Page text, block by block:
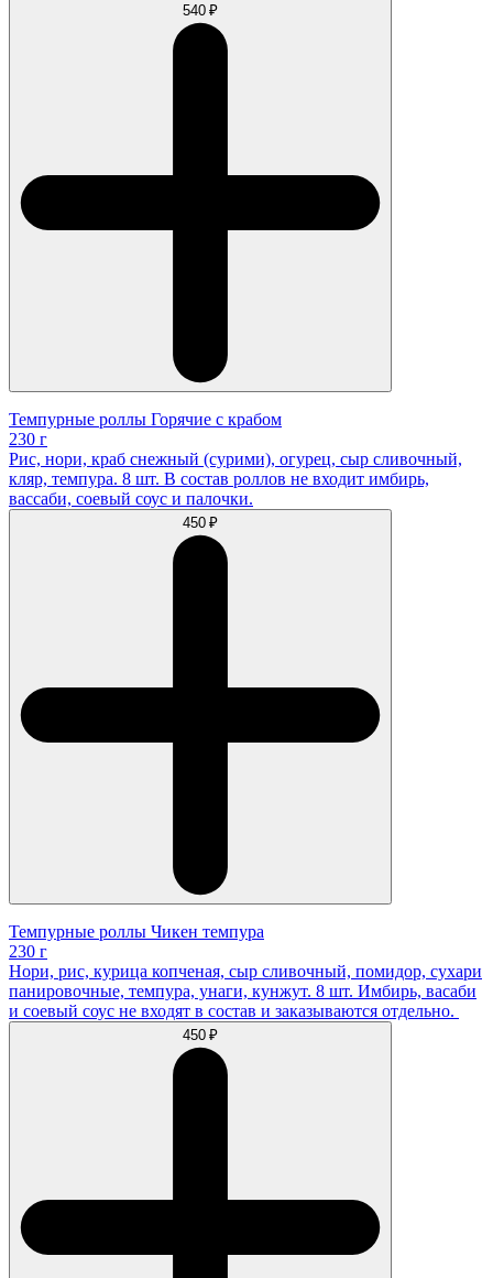
540 ₽
Темпурные роллы Горячие с крабом
230 г
Рис, нори, краб снежный (сурими), огурец, сыр сливочный,
кляр, темпура. 8 шт. В состав роллов не входит имбирь,
вассаби, соевый соус и палочки.
450 ₽
Темпурные роллы Чикен темпура
230 г
Нори, рис, курица копченая, сыр сливочный, помидор, сухари
панировочные, темпура, унаги, кунжут. 8 шт. Имбирь, васаби
и соевый соус не входят в состав и заказываются отдельно.
450 ₽